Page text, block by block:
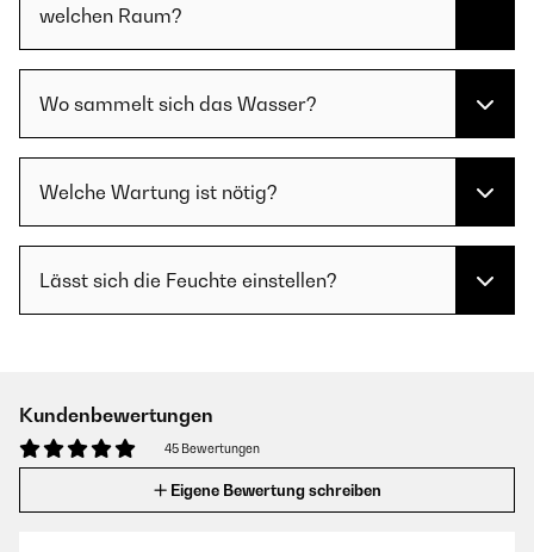
welchen Raum?
Wo sammelt sich das Wasser?
Welche Wartung ist nötig?
Lässt sich die Feuchte einstellen?
Kundenbewertungen
45 Bewertungen
Eigene Bewertung schreiben